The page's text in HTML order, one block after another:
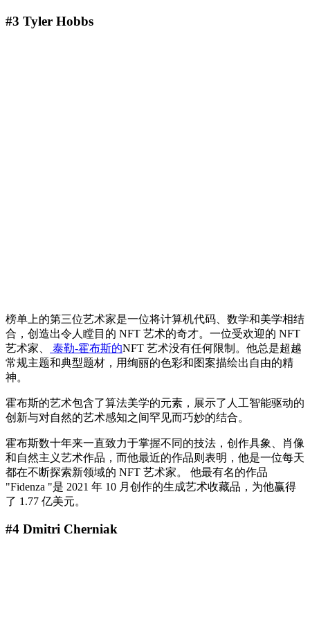
#3 Tyler Hobbs
榜单上的第三位艺术家是一位将计算机代码、数学和美学相结
合，创造出令人瞠目的 NFT 艺术的奇才。一位受欢迎的 NFT
艺术家、
泰勒-霍布斯的NFT 艺术没有任何限制。他总是超越
常规主题和典型题材，用绚丽的色彩和图案描绘出自由的精
神。
霍布斯的艺术包含了算法美学的元素，展示了人工智能驱动的
创新与对自然的艺术感知之间罕见而巧妙的结合。
霍布斯数十年来一直致力于掌握不同的技法，创作具象、肖像
和自然主义艺术作品，而他最近的作品则表明，他是一位每天
都在不断探索新领域的 NFT 艺术家。 他最有名的作品
"Fidenza "是 2021 年 10 月创作的生成艺术收藏品，为他赢得
了 1.77 亿美元。
#4 Dmitri Cherniak